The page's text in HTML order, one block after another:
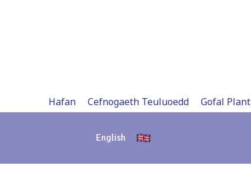
Hafan Cefnogaeth Teuluoedd Gofal Plant
English